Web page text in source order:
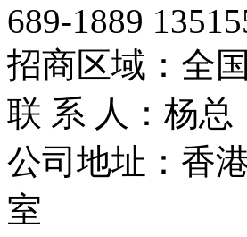
689-1889
招商区域：全国
联 系 人：杨总
公司地址：香
室